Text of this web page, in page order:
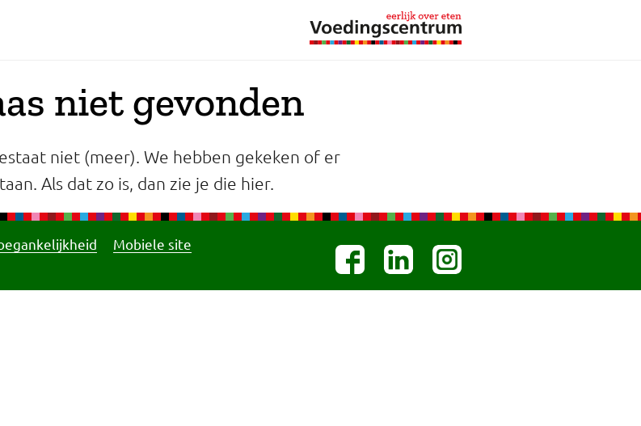
niet gevonden
niet (meer). We hebben gekeken of er
Als dat zo is, dan zie je die hier.
Mobiele site